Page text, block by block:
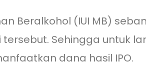
Beralkohol (IUI MB)
Sehingga untuk
dana hasil IPO.